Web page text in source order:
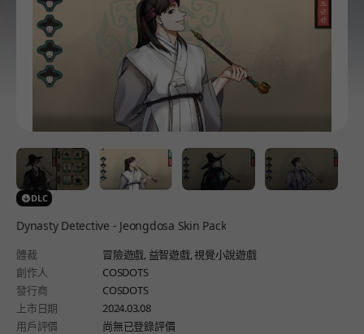
DLC
Dynasty Detective - Jeongdosa Skin Pack
體裁 冒險遊戲, 益智遊戲, 視覺小說遊戲
創作人
COSDOTS
發行商
COSDOTS
上市日期
2024.03.08
用戶評價
尚無已登錄評價